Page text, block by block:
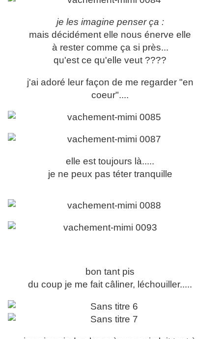
je les imagine penser ça :
mais décidément elle nous énerve elle
à rester comme ça si près...
qu'est ce qu'elle veut ????
j'ai adoré leur façon de me regarder "en
coeur"....
elle est toujours là.....
je ne peux pas téter tranquille
bon tant pis
du coup je me fait câliner, léchouiller.....